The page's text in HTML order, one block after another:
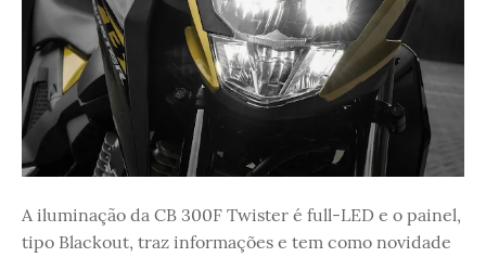
A iluminação da CB 300F Twister é full-LED e o painel,
tipo Blackout, traz informações e tem como novidade